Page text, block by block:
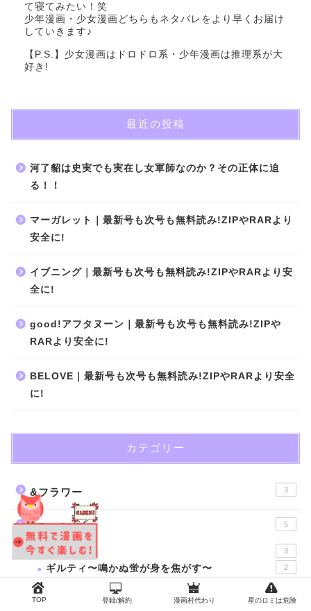
て寝てみたい！笑
少年漫画・少女漫画どちらもネタバレをより早くお届け
していきます♪
【P.S.】少女漫画はドロドロ系・少年漫画は推理系が大
好き!
最近の投稿
河了貂は史実でも実在し女軍師なのか？その正体に迫
る！！
マーガレット｜最新号も次号も無料読み!ZIPやRARより
安全に!
イブニング｜最新号も次号も無料読み!ZIPやRARより安
全に!
good!アフタヌーン｜最新号も次号も無料読み!ZIPや
RARより安全に!
BELOVE｜最新号も次号も無料読み!ZIPやRARより安全
に!
カテゴリー
&フラワー 3
BE･LOVE 5
ちはやふる 3
ギルティ〜鳴かぬ蛍が身を焦がす〜 2
Cheese! 17
TOP 登録/解約 漫画村代わり 星のロミは危険